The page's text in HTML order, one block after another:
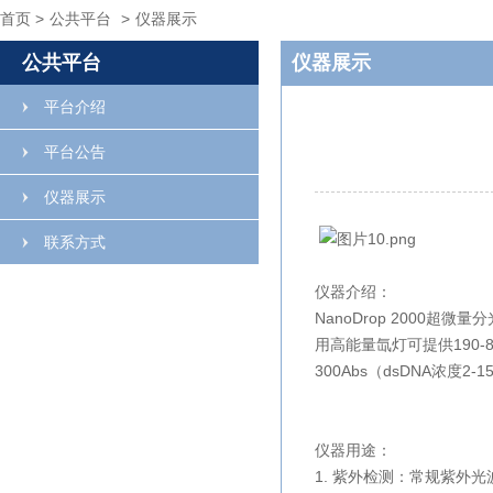
首页 > 公共平台 > 仪器展示
公共平台
平台介绍
平台公告
仪器展示
联系方式
仪器展示
仪器介绍：
NanoDrop 2000超微量
用高能量氙灯可提供
300Abs（dsDNA浓度2-
仪器用途：
1. 紫外检测：常规紫外